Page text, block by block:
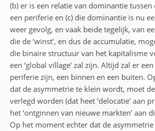
(b) er is een relatie van dominantie tussen
een periferie en (c) die dominantie is nu
weer gevolg, en vaak beide tegelijk, van
die de ‘winst’, en dus de accumulatie,
die binaire structuur van het kapitalisme
een ‘global village’ zal zijn. Altijd zal er
periferie zijn, een binnen en een buiten.
dat de asymmetrie te klein wordt, moet
verlegd worden (dat heet ‘delocatie’ aan
het ‘ontginnen van nieuwe markten’ aan
Op het moment echter dat de